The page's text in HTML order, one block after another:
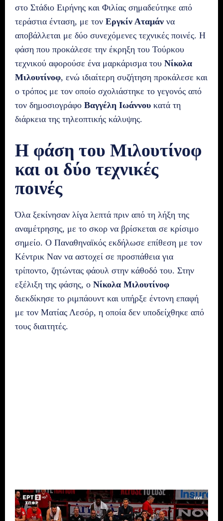
στο Στάδιο Ειρήνης και Φιλίας σημαδεύτηκε από
τεράστια ένταση, με τον Εργκίν Αταμάν να
αποβάλλεται με δύο συνεχόμενες τεχνικές ποινές. Η
φάση που προκάλεσε την έκρηξη του Τούρκου
τεχνικού αφορούσε ένα μαρκάρισμα του Νίκολα
Μιλουτίνοφ, ενώ ιδιαίτερη συζήτηση προκάλεσε και
ο τρόπος με τον οποίο σχολιάστηκε το γεγονός από
τον δημοσιογράφο Βαγγέλη Ιωάννου κατά τη
διάρκεια της τηλεοπτικής κάλυψης.
Η φάση του Μιλουτίνοφ
και οι δύο τεχνικές
ποινές
Όλα ξεκίνησαν λίγα λεπτά πριν από τη λήξη της
αναμέτρησης, με το σκορ να βρίσκεται σε κρίσιμο
σημείο. Ο Παναθηναϊκός εκδήλωσε επίθεση με τον
Κέντρικ Ναν να αστοχεί σε προσπάθεια για
τρίποντο, ζητώντας φάουλ στην κάθοδό του. Στην
εξέλιξη της φάσης, ο Νίκολα Μιλουτίνοφ
διεκδίκησε το ριμπάουντ και υπήρξε έντονη επαφή
με τον Ματίας Λεσόρ, η οποία δεν υποδείχθηκε από
τους διαιτητές.